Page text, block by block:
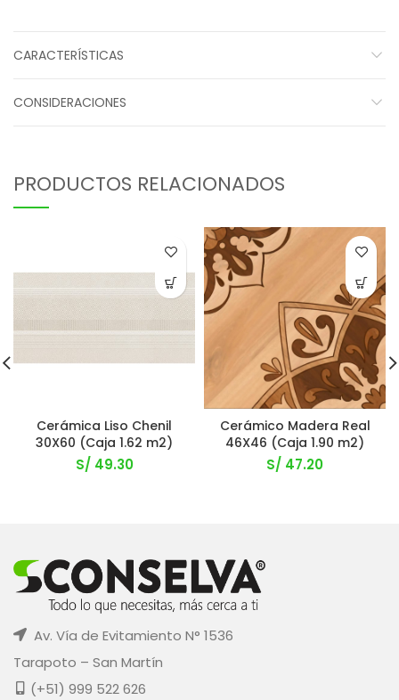
CARACTERÍSTICAS
CONSIDERACIONES
PRODUCTOS RELACIONADOS
Cerámica Liso Chenil
30X60 (Caja 1.62 m2)
S/ 49.30
Cerámico Madera Real
46X46 (Caja 1.90 m2)
S/ 47.20
Av. Vía de Evitamiento N° 1536
Tarapoto – San Martín
(+51) 999 522 626